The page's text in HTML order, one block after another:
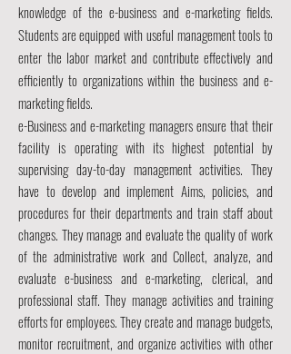
knowledge of the e-business and e-marketing fields.
Students are equipped with useful management tools to
enter the labor market and contribute effectively and
efficiently to organizations within the business and e-
marketing fields.
e-Business and e-marketing managers ensure that their
facility is operating with its highest potential by
supervising day-to-day management activities. They
have to develop and implement Aims, policies, and
procedures for their departments and train staff about
changes. They manage and evaluate the quality of work
of the administrative work and Collect, analyze, and
evaluate e-business and e-marketing, clerical, and
professional staff. They manage activities and training
efforts for employees. They create and manage budgets,
monitor recruitment, and organize activities with other